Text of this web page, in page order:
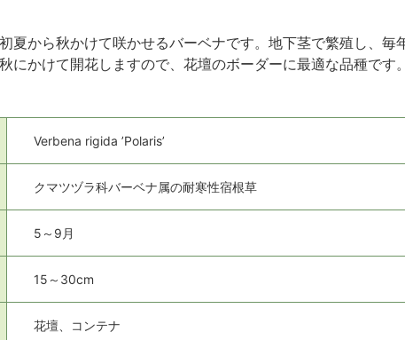
夏から秋かけて咲かせるバーベナです。地下茎で繁殖し、
にかけて開花しますので、花壇のボーダーに最適な品種です。
Verbena rigida ’Polaris’
クマツヅラ科バーベナ属の耐寒性宿根草
5～9月
15～30cm
花壇、コンテナ